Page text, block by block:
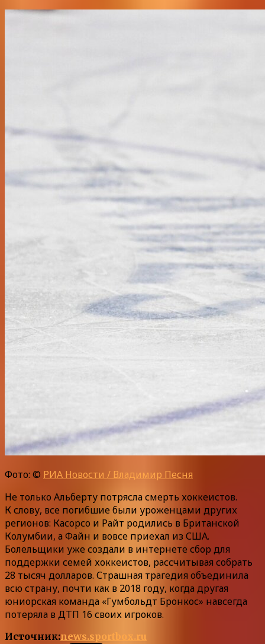
Фото: © РИА Новости / Владимир Песня
Не только Альберту потрясла смерть хоккеистов.
К слову, все погибшие были уроженцами других
регионов: Касорсо и Райт родились в Британской
Колумбии, а Файн и вовсе приехал из США.
Болельщики уже создали в интернете сбор для
поддержки семей хоккеистов, рассчитывая собрать
28 тысяч долларов. Страшная трагедия объединила
всю страну, почти как в 2018 году, когда другая
юниорская команда «Гумбольдт Бронкос» навсегда
потеряла в ДТП 16 своих игроков.
Источник:news.sportbox.ru